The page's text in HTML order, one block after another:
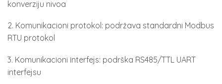
konverziju nivoa
2. Komunikacioni protokol: podržava standardni Modbus
RTU protokol
3. Komunikacioni interfejs: podrška RS485/TTL UART
interfejsu